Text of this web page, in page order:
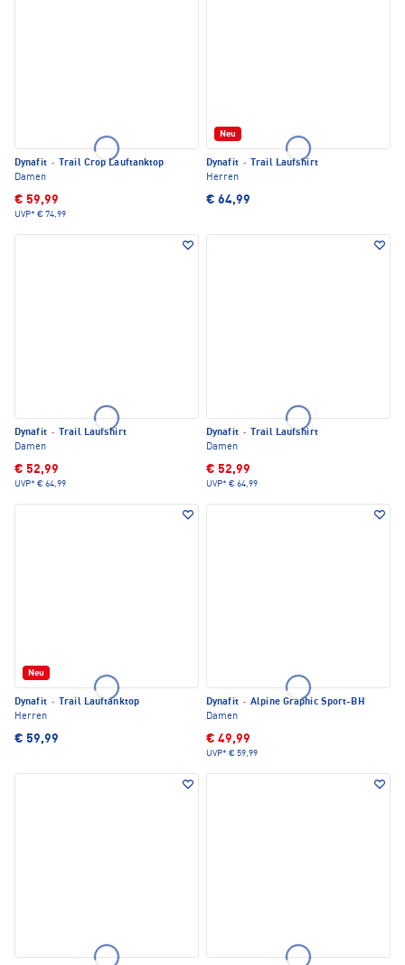
Dynafit ·
Trail Crop Lauftanktop
Damen
€ 59,99
UVP* € 74,99
Neu
Dynafit ·
Trail Laufshirt
Herren
€ 64,99
Dynafit ·
Trail Laufshirt
Damen
€ 52,99
UVP* € 64,99
Dynafit ·
Trail Laufshirt
Damen
€ 52,99
UVP* € 64,99
Neu
Dynafit ·
Trail Lauftanktop
Herren
€ 59,99
Dynafit · Alpine Graphic Sport-BH
Damen
€ 49,99
UVP* € 59,99